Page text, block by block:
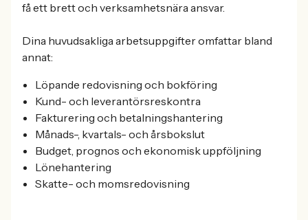
få ett brett och verksamhetsnära ansvar.
Dina huvudsakliga arbetsuppgifter omfattar bland
annat:
Löpande redovisning och bokföring
Kund- och leverantörsreskontra
Fakturering och betalningshantering
Månads-, kvartals- och årsbokslut
Budget, prognos och ekonomisk uppföljning
Lönehantering
Skatte- och momsredovisning